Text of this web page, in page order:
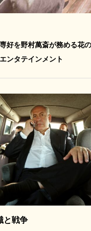
好を野村萬斎が務める花
ンタテインメント
と戦争